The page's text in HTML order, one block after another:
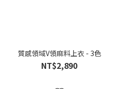
質感領域V領麻料上衣 - 3色
NT$2,890